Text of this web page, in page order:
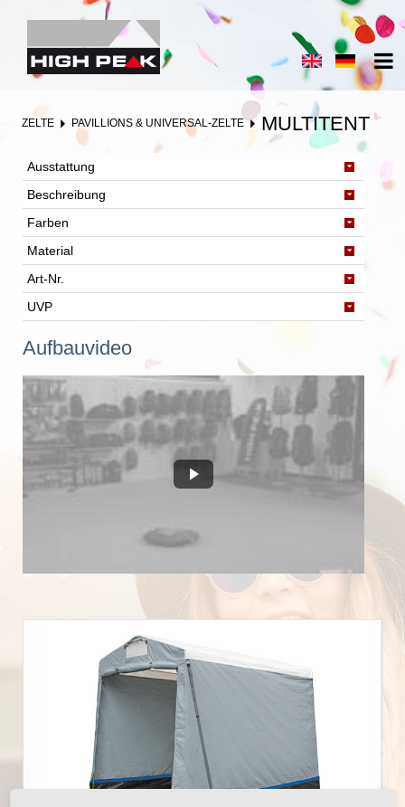
ZELTE PAVILLIONS & UNIVERSAL-ZELTE MULTITENT
Ausstattung
Beschreibung
Farben
Material
Art-Nr.
UVP
Aufbauvideo